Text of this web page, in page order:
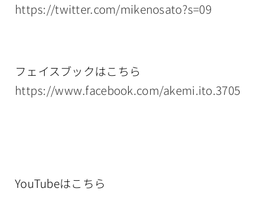
https://twitter.com/mikenosato?s=09
フェイスブックはこちら
https://www.facebook.com/akemi.ito.3705
YouTubeはこちら